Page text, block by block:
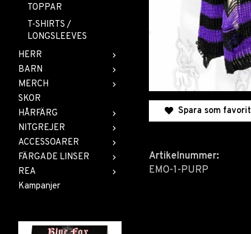
TOPPAR
T-SHIRTS /
LONGSLEEVES
HERR
BARN
MERCH
SKOR
HÅRFÄRG
NITGREJER
ACCESSOARER
FÄRGADE LINSER
REA
Kampanjer
Spara som favorit
Artikelnummer:
EMO-1-PURP